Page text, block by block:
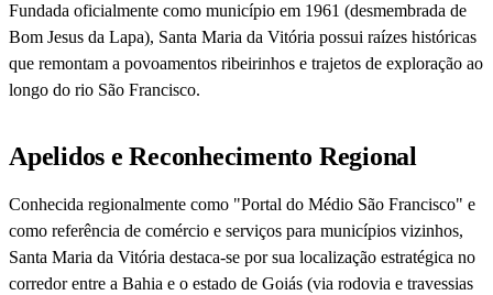
Fundada oficialmente como município em 1961 (desmembrada de
Bom Jesus da Lapa), Santa Maria da Vitória possui raízes históricas
que remontam a povoamentos ribeirinhos e trajetos de exploração ao
longo do rio São Francisco.
Apelidos e Reconhecimento Regional
Conhecida regionalmente como "Portal do Médio São Francisco" e
como referência de comércio e serviços para municípios vizinhos,
Santa Maria da Vitória destaca-se por sua localização estratégica no
corredor entre a Bahia e o estado de Goiás (via rodovia e travessias